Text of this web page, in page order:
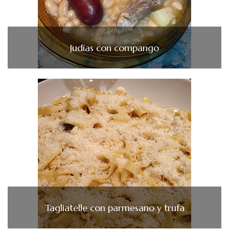
Judías con compango
Tagliatelle con parmesano y trufa